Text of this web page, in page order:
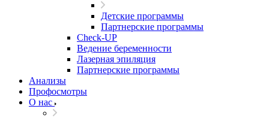
Детские программы
Партнерские программы
Check-UP
Ведение беременности
Лазерная эпиляция
Партнерские программы
Анализы
Профосмотры
О нас